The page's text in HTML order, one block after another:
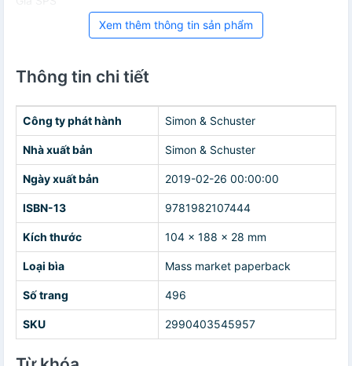
Xem thêm thông tin sản phẩm
Thông tin chi tiết
Công ty phát hành Simon & Schuster
Nhà xuất bản Simon & Schuster
Ngày xuất bản 2019-02-26 00:00:00
ISBN-13 9781982107444
Kích thước 104 x 188 x 28 mm
Loại bìa Mass market paperback
Số trang 496
SKU 2990403545957